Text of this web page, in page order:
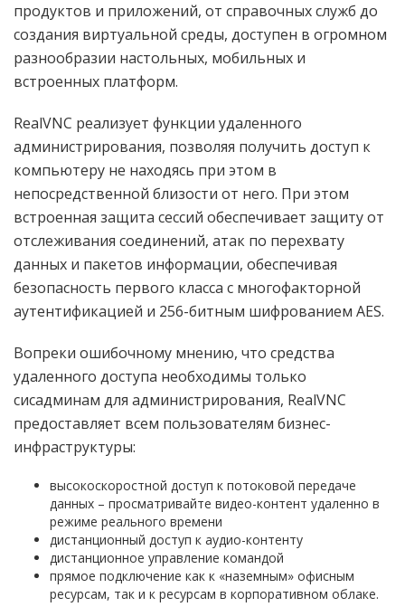
продуктов и приложений, от справочных служб до
создания виртуальной среды, доступен в огромном
разнообразии настольных, мобильных и
встроенных платформ.
RealVNC реализует функции удаленного
администрирования, позволяя получить доступ к
компьютеру не находясь при этом в
непосредственной близости от него. При этом
встроенная защита сессий обеспечивает защиту от
отслеживания соединений, атак по перехвату
данных и пакетов информации, обеспечивая
безопасность первого класса с многофакторной
аутентификацией и 256-битным шифрованием AES.
Вопреки ошибочному мнению, что средства
удаленного доступа необходимы только
сисадминам для администрирования, RealVNC
предоставляет всем пользователям бизнес-
инфраструктуры:
высокоскоростной доступ к потоковой передаче
данных – просматривайте видео-контент удаленно в
режиме реального времени
дистанционный доступ к аудио-контенту
дистанционное управление командой
прямое подключение как к «наземным» офисным
ресурсам, так и к ресурсам в корпоративном облаке.